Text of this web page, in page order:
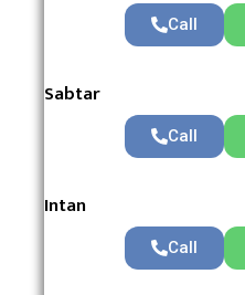
Call
Sabtar
Call
Intan
Call